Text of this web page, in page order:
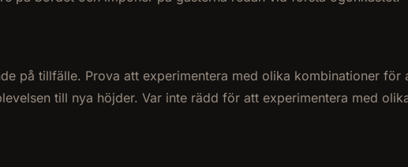
på tillfälle. Prova att experimentera med olika kombinationer
till nya höjder. Var inte rädd för att experimentera med